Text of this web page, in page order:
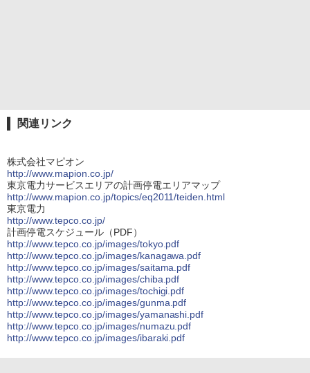
関連リンク
株式会社マピオン
http://www.mapion.co.jp/
東京電力サービスエリアの計画停電エリアマップ
http://www.mapion.co.jp/topics/eq2011/teiden.html
東京電力
http://www.tepco.co.jp/
計画停電スケジュール（PDF）
http://www.tepco.co.jp/images/tokyo.pdf
http://www.tepco.co.jp/images/kanagawa.pdf
http://www.tepco.co.jp/images/saitama.pdf
http://www.tepco.co.jp/images/chiba.pdf
http://www.tepco.co.jp/images/tochigi.pdf
http://www.tepco.co.jp/images/gunma.pdf
http://www.tepco.co.jp/images/yamanashi.pdf
http://www.tepco.co.jp/images/numazu.pdf
http://www.tepco.co.jp/images/ibaraki.pdf